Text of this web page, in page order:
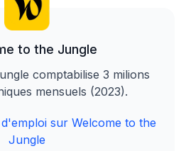
to the Jungle
comptabilise 3 milions
mensuels (2023).
sur Welcome to the
Jungle